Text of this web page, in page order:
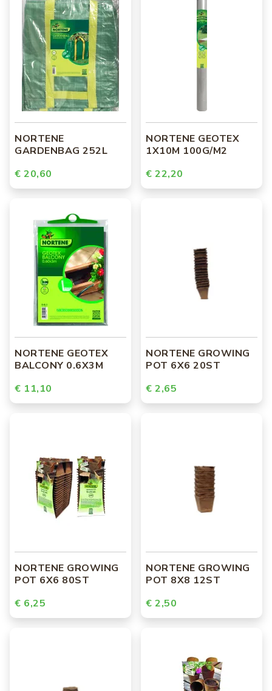
NORTENE
GARDENBAG 252L
€ 20,60
NORTENE GEOTEX
1X10M 100G/M2
€ 22,20
NORTENE GEOTEX
BALCONY 0.6X3M
€ 11,10
NORTENE GROWING
POT 6X6 20ST
€ 2,65
NORTENE GROWING
POT 6X6 80ST
€ 6,25
NORTENE GROWING
POT 8X8 12ST
€ 2,50